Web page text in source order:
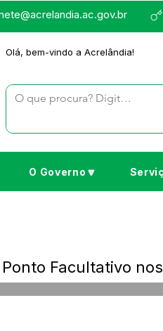
Olá, bem-vindo a Acrelândia!
O Governo🔽
Facultativo